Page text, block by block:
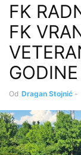
FK
FK
GODINE
Od Dragan Stojnić -